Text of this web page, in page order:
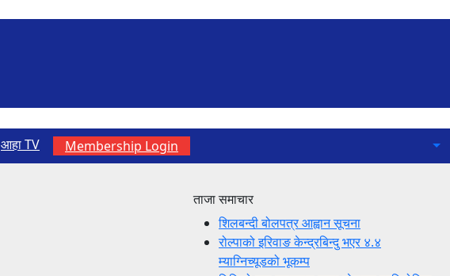
आहा TV Membership Login
ताजा समाचार
शिलबन्दी बोलपत्र आह्वान सूचना
रोल्पाको इरिवाङ केन्द्रबिन्दु भएर ४.४
म्याग्निच्यूडको भूकम्प